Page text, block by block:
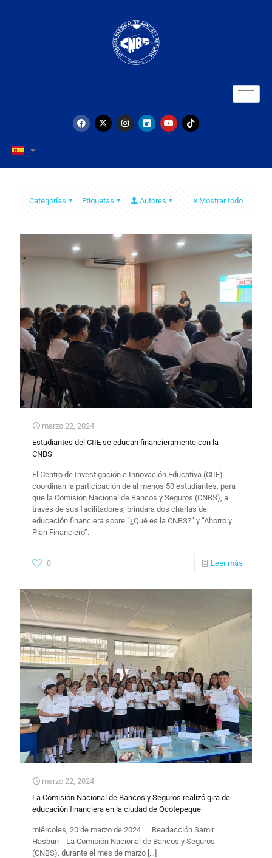
Categorías Etiquetas Autores Mostrar todo
marzo 22, 2024
Estudiantes del CIIE se educan financieramente con la
CNBS
El Centro de Investigación e Innovación Educativa (CIIE)
coordinan la participación de al menos 50 estudiantes, para
que la Comisión Nacional de Bancos y Seguros (CNBS), a
través de sus facilitadores, brindara dos charlas de
educación financiera sobre “¿Qué es la CNBS?” y “Ahorro y
Plan Financiero”.
0 Leer más
marzo 22, 2024
La Comisión Nacional de Bancos y Seguros realizó gira de
educación financiera en la ciudad de Ocotepeque
miércoles, 20 de marzo de 2024 ​ ​Readacción Samir
Hasbun La Comisión Nacional de Bancos y Seguros
(CNBS), durante el mes de marzo […]